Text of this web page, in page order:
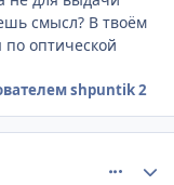
смысл? В твоём
оптической
shpuntik 2